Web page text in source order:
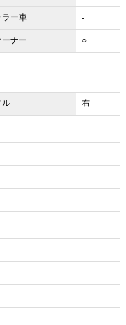
ラー車 -
ーナー ○
ル
右